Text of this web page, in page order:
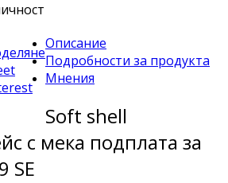
Описание
Подробности за продукта
Мнения
Soft shell
с мека подплата за
SE